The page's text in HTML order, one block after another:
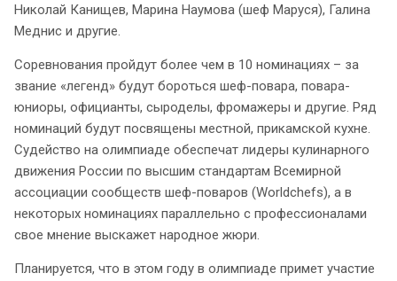
Николай Канищев, Марина Наумова (шеф Маруся), Галина
Меднис и другие.
Соревнования пройдут более чем в 10 номинациях – за
звание «легенд» будут бороться шеф-повара, повара-
юниоры, официанты, сыроделы, фромажеры и другие. Ряд
номинаций будут посвящены местной, прикамской кухне.
Судейство на олимпиаде обеспечат лидеры кулинарного
движения России по высшим стандартам Всемирной
ассоциации сообществ шеф-поваров (Worldchefs), а в
некоторых номинациях параллельно с профессионалами
свое мнение выскажет народное жюри.
Планируется, что в этом году в олимпиаде примет участие